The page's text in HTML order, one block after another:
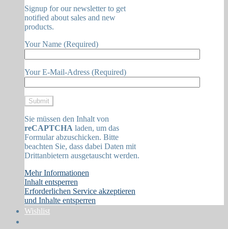
Signup for our newsletter to get
notified about sales and new
products.
Your Name (Required)
Your E-Mail-Adress (Required)
Sie müssen den Inhalt von
reCAPTCHA laden, um das
Formular abzuschicken. Bitte
beachten Sie, dass dabei Daten mit
Drittanbietern ausgetauscht werden.
Mehr Informationen
Inhalt entsperren
Erforderlichen Service akzeptieren
und Inhalte entsperren
Wishlist